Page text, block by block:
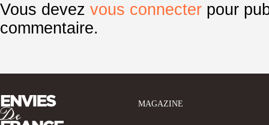
Vous devez vous connecter pour
commentaire.
MAGAZINE